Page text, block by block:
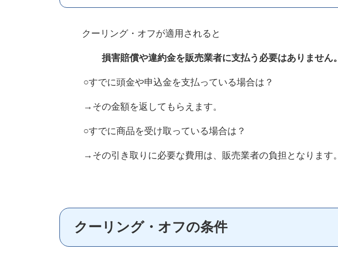
クーリング・オフが適用されると
損害賠償や違約金を販売業者に支払う必要はありません。
○すでに頭金や申込金を支払っている場合は？
→その金額を返してもらえます。
○すでに商品を受け取っている場合は？
→その引き取りに必要な費用は、販売業者の負担となります。
クーリング・オフの条件